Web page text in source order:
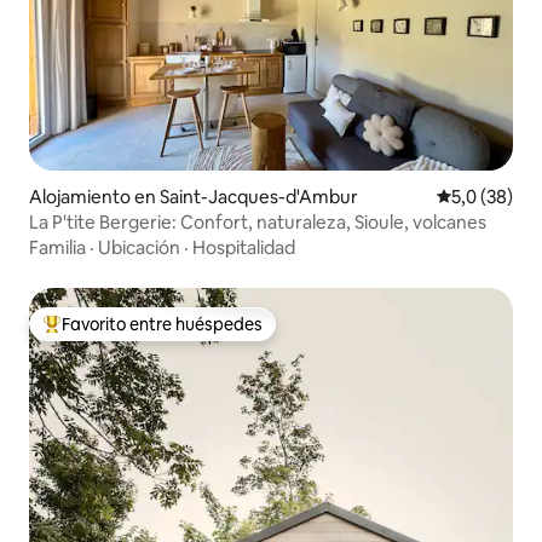
Alojamiento en Saint-Jacques-d'Ambur Calificación
5,0 (38)
La P'tite Bergerie: Confort, naturaleza, Sioule, volcanes
Familia · Ubicación · Hospitalidad
Favorito entre los huéspedes más destacados
Favorito entre huéspedes